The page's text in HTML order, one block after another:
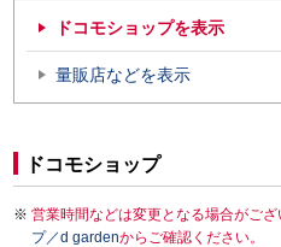
ドコモショップを表示
量販店などを表示
ドコモショップ
営業時間などは変更となる場合がご
プ／d gardenからご確認ください。